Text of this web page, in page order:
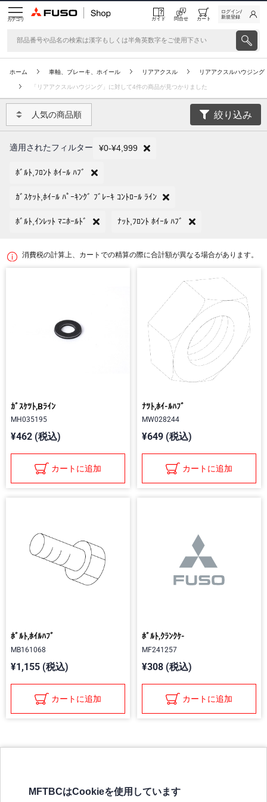
カテゴリ ガイド 問合せ カート
ログイン/
新規登録
ホーム 車軸、ブレーキ、ホイール リアアクスル リアアクスルハウジング
「リアアクスルハウジング」に対して4件の商品が見つかりました
人気の商品順 絞り込み
適用されたフィルター ¥0-¥4,999
ﾎﾞﾙﾄ,ﾌﾛﾝﾄ ﾎｲｰﾙ ﾊﾌﾞ
ｶﾞｽｹｯﾄ,ﾎｲｰﾙ ﾊﾟｰｷﾝｸﾞ ﾌﾞﾚｰｷ ｺﾝﾄﾛｰﾙ ﾗｲﾝ
ﾎﾞﾙﾄ,ｲﾝﾚｯﾄ ﾏﾆﾎｰﾙﾄﾞ ﾅｯﾄ,ﾌﾛﾝﾄ ﾎｲｰﾙ ﾊﾌﾞ
消費税の計算上、カートでの精算の際に合計額が異なる場合があります。
ｶﾞｽｹﾂﾄ,Bﾗｲﾝ
MH035195
¥462 (税込)
カートに追加
ﾅﾂﾄ,ﾎｲ-ﾙﾊﾌﾞ
MW028244
¥649 (税込)
カートに追加
ﾎﾞﾙﾄ,ﾎｲﾙﾊﾌﾞ
MB161068
¥1,155 (税込)
カートに追加
ﾎﾞﾙﾄ,ｸﾗﾝｸｹ-
MF241257
¥308 (税込)
カートに追加
MFTBCはCookieを使用しています